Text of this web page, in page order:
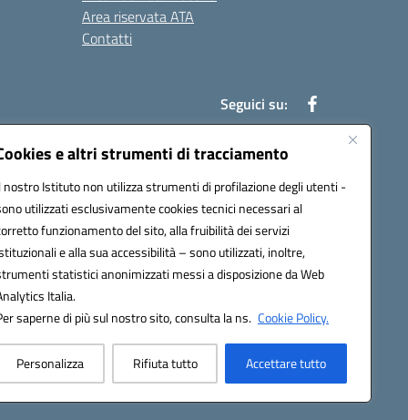
e altri strumenti di tracciamento
nostro Istituto non utilizza strumenti di profilazione degli utenti -
utilizzati esclusivamente cookies tecnici necessari al
funzionamento del sito, alla fruibilità dei servizi
e alla sua accessibilità – sono utilizzati, inoltre,
statistici anonimizzati messi a disposizione da Web
Italia.
saperne di più sul nostro sito, consulta la ns. Cookie Policy.
Personalizza Rifiuta tutto Accettare tutto
Area riservata ATA
Contatti
Seguici su: